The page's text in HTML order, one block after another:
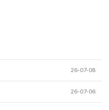
26-07-08
26-07-06